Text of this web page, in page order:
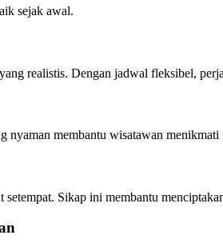
sejak awal.
realistis. Dengan jadwal fleksibel,
membantu wisatawan
Sikap ini membantu